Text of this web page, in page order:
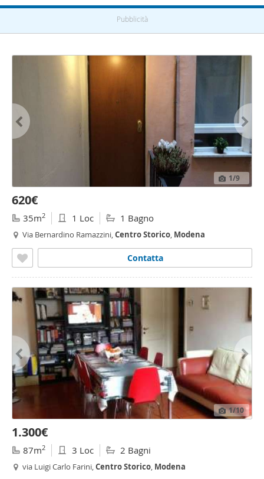
Pubblicità
1/9
620€
35m2 1 Loc 1 Bagno
Via Bernardino Ramazzini,CentroStorico, Modena
Contatta
1/10
1.300€
87m2 3 Loc 2 Bagni
via Luigi Carlo Farini,CentroStorico, Modena